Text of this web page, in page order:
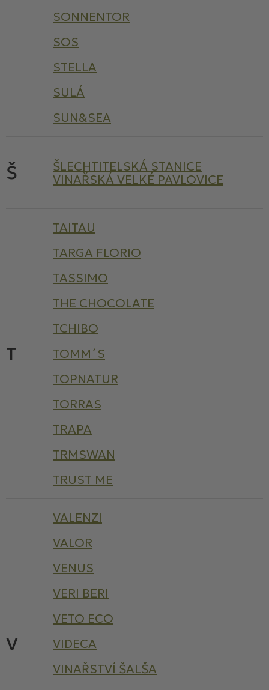
SONNENTOR
SOS
STELLA
SULÁ
SUN&SEA
Š
ŠLECHTITELSKÁ STANICE
VINAŘSKÁ VELKÉ PAVLOVICE
T
TAITAU
TARGA FLORIO
TASSIMO
THE CHOCOLATE
TCHIBO
TOMM´S
TOPNATUR
TORRAS
TRAPA
TRMSWAN
TRUST ME
V
VALENZI
VALOR
VENUS
VERI BERI
VETO ECO
VIDECA
VINAŘSTVÍ ŠALŠA